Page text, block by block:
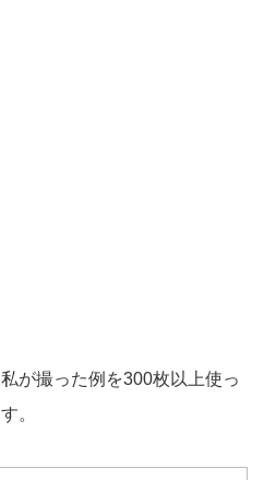
が撮った例を300枚以上使っ
。